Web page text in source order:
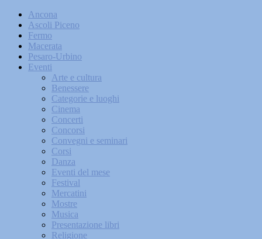
Ancona
Ascoli Piceno
Fermo
Macerata
Pesaro-Urbino
Eventi
Arte e cultura
Benessere
Categorie e luoghi
Cinema
Concerti
Concorsi
Convegni e seminari
Corsi
Danza
Eventi del mese
Festival
Mercatini
Mostre
Musica
Presentazione libri
Religione